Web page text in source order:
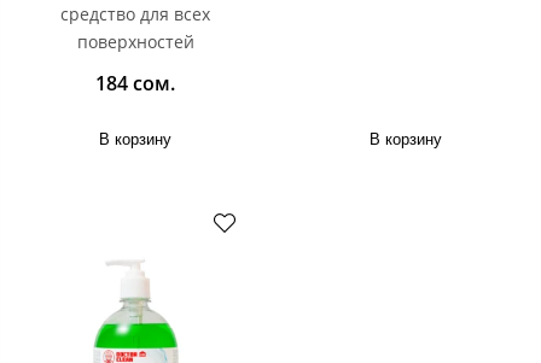
средство для всех
поверхностей
184 сом.
В корзину В корзину